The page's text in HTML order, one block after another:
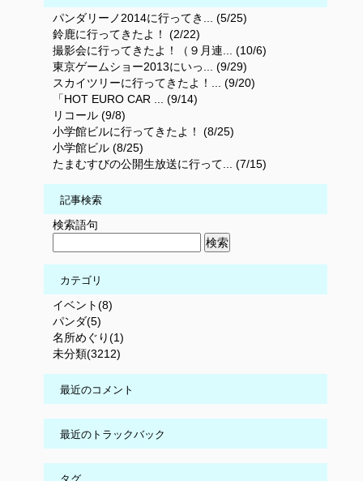
パンダリーノ2014に行ってき... (5/25)
鈴鹿に行ってきたよ！ (2/22)
撮影会に行ってきたよ！（９月連... (10/6)
東京ゲームショー2013にいっ... (9/29)
スカイツリーに行ってきたよ！... (9/20)
「HOT EURO CAR ... (9/14)
リコール (9/8)
小学館ビルに行ってきたよ！ (8/25)
小学館ビル (8/25)
たまむすびの公開生放送に行って... (7/15)
記事検索
検索語句
カテゴリ
イベント(8)
パンダ(5)
名所めぐり(1)
未分類(3212)
最近のコメント
最近のトラックバック